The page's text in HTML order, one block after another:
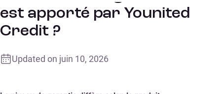
est apporté par Younited
Credit ?
Updated on juin 10, 2026